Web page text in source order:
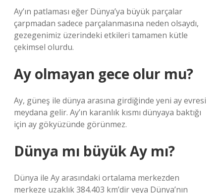
Ay’ın patlaması eğer Dünya’ya büyük parçalar
çarpmadan sadece parçalanmasına neden olsaydı,
gezegenimiz üzerindeki etkileri tamamen kütle
çekimsel olurdu.
Ay olmayan gece olur mu?
Ay, güneş ile dünya arasına girdiğinde yeni ay evresi
meydana gelir. Ay’ın karanlık kısmı dünyaya baktığı
için ay gökyüzünde görünmez.
Dünya mı büyük Ay mı?
Dünya ile Ay arasındaki ortalama merkezden
merkeze uzaklık 384.403 km’dir veya Dünya’nın